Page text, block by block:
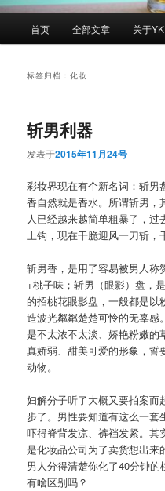
首页 全部文章 关于YK
标签归档：化妆
斩男利器
发表于2015年11月24号
彩妆界现在有个新名词：斩男
香自然就是香水。所谓斩男
人已经越来越简单粗暴了，
上钩，现在干脆迎风一刀斩，
斩男香，是用了容易被男人称
+桃子味；斩男（眼影）盘，
的招桃花眼影盘，一般都是
造波光粼粼楚楚可怜的无辜感
是不太浓不太淡、娇艳粉嫩的
真娇弱、甜美可爱的形象，
动物。
妇解分子听了大概又要拍案
步了。男性要知道有这么一
吓得脊背发凉、裤裆发紧。
是化妆品公司为了卖货想出来
男人分得清楚你化了40分钟
有啥区别吗？